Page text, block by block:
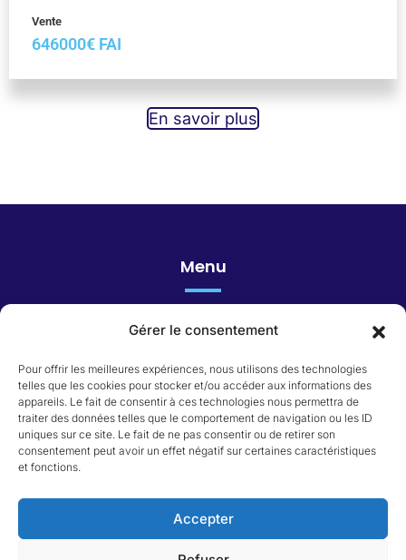
Gérer le consentement
Pour offrir les meilleures expériences, nous utilisons des technologies
telles que les cookies pour stocker et/ou accéder aux informations des
appareils. Le fait de consentir à ces technologies nous permettra de
traiter des données telles que le comportement de navigation ou les ID
uniques sur ce site. Le fait de ne pas consentir ou de retirer son
consentement peut avoir un effet négatif sur certaines caractéristiques
et fonctions.
Accepter
Vente
646000€ FAI
En savoir plus
Menu
Honoraires
Catégorie du bien
Appartement
Terrain